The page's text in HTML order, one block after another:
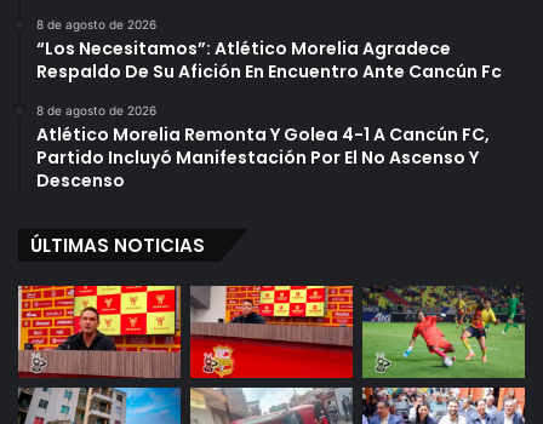
8 de agosto de 2026
“Los Necesitamos”: Atlético Morelia Agradece
Respaldo De Su Afición En Encuentro Ante Cancún Fc
8 de agosto de 2026
Atlético Morelia Remonta Y Golea 4-1 A Cancún FC,
Partido Incluyó Manifestación Por El No Ascenso Y
Descenso
ÚLTIMAS NOTICIAS